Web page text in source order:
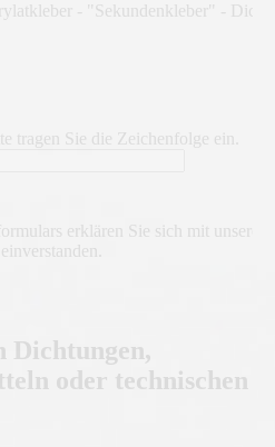
- "Sekundenkleber" -
tragen Sie die Zeichenfolge ein.
erklären Sie sich mit unseren
einverstanden.
Dichtungen,
oder technischen